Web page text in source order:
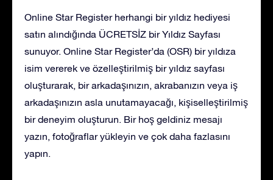
Online Star Register herhangi bir yıldız hediyesi
satın alındığında ÜCRETSİZ bir Yıldız Sayfası
sunuyor. Online Star Register’da (OSR) bir yıldıza
isim vererek ve özelleştirilmiş bir yıldız sayfası
oluşturarak, bir arkadaşınızın, akrabanızın veya iş
arkadaşınızın asla unutamayacağı, kişiselleştirilmiş
bir deneyim oluşturun. Bir hoş geldiniz mesajı
yazın, fotoğraflar yükleyin ve çok daha fazlasını
yapın.